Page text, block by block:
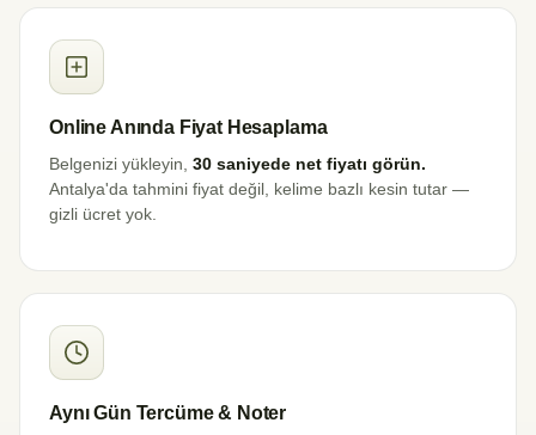
Online Anında Fiyat Hesaplama
Belgenizi yükleyin, 30 saniyede net fiyatı görün.
Antalya'da tahmini fiyat değil, kelime bazlı kesin tutar —
gizli ücret yok.
Aynı Gün Tercüme & Noter